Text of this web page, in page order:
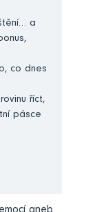
a
co dnes
říct,
pásce